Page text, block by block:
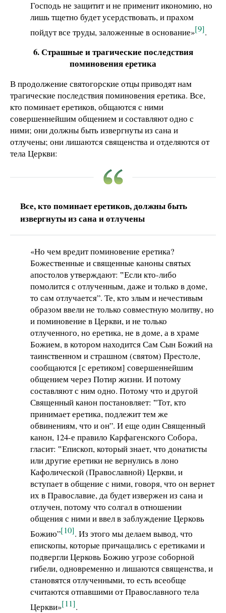
Господь не защитит и не применит икономию, но
лишь тщетно будет усердствовать, и прахом
пойдут все труды, заложенные в основание»[9].
6. Страшные и трагические последствия
поминовения еретика
В продолжение святогорские отцы приводят нам
трагические последствия поминовения еретика. Все,
кто поминает еретиков, общаются с ними
совершеннейшим общением и составляют одно с
ними; они должны быть извергнуты из сана и
отлучены; они лишаются священства и отделяются от
тела Церкви:
Все, кто поминает еретиков, должны быть
извергнуты из сана и отлучены
«Но чем вредит поминовение еретика?
Божественные и священные каноны святых
апостолов утверждают: ‟Если кто-либо
помолится с отлученным, даже и только в доме,
то сам отлучается”. Те, кто злым и нечестивым
образом ввели не только совместную молитву, но
и поминовение в Церкви, и не только
отлученного, но еретика, не в доме, а в храме
Божием, в котором находится Сам Сын Божий на
таинственном и страшном (святом) Престоле,
сообщаются [с еретиком] совершеннейшим
общением через Потир жизни. И потому
составляют с ним одно. Потому что и другой
Священный канон постановляет: ‟Тот, кто
принимает еретика, подлежит тем же
обвинениям, что и он”. И еще один Священный
канон, 124-е правило Карфагенского Собора,
гласит: ‟Епископ, который знает, что донатисты
или другие еретики не вернулись в лоно
Кафолической (Православной) Церкви, и
вступает в общение с ними, говоря, что он вернет
их в Православие, да будет извержен из сана и
отлучен, потому что солгал в отношении
общения с ними и ввел в заблуждение Церковь
Божию”[10]. Из этого мы делаем вывод, что
епископы, которые причащались с еретиками и
подвергли Церковь Божию угрозе соборной
гибели, одновременно и лишаются священства, и
становятся отлученными, то есть всеобще
считаются отпавшими от Православного тела
Церкви»[11].